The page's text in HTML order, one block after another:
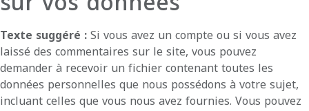
Texte suggéré :Si vous avez un compte ou si vous avez
laissé des commentaires sur le site, vous pouvez
demander à recevoir un fichier contenant toutes les
données personnelles que nous possédons à votre sujet,
incluant celles que vous nous avez fournies. Vous pouvez